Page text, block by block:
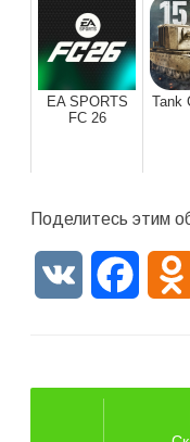
EA SPORTS
FC 26
Tank
Поделитесь этим
VK